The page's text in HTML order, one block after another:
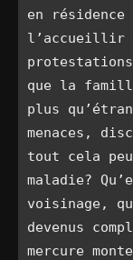
en
l’accueillir
que la
plus
menaces,
tout cela
maladie?
voisinage,
devenus
mercure